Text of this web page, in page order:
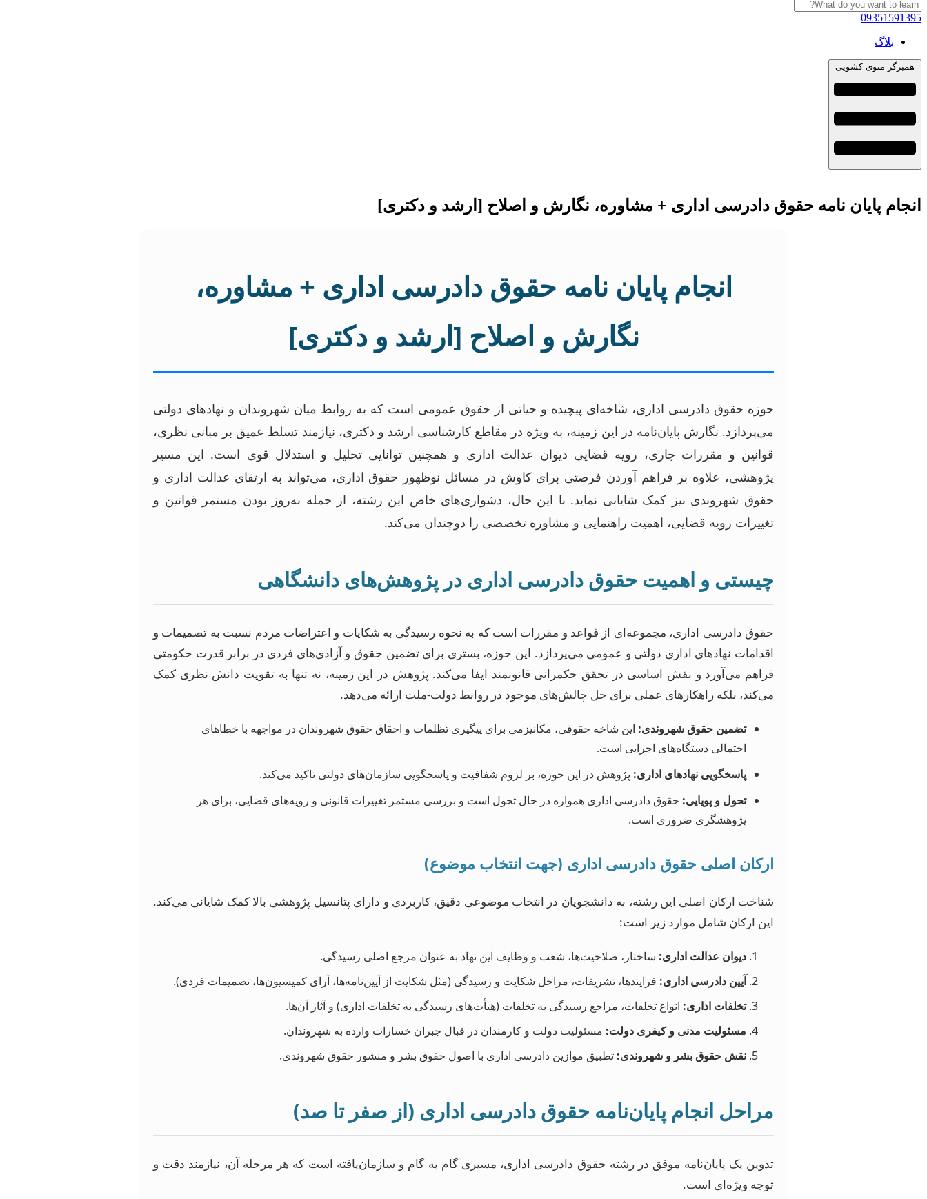
09351591395
بلاگ
همبرگر منوی کشویی
انجام پایان نامه حقوق دادرسی اداری + مشاوره، نگارش و اصلاح [ارشد و دکتری]
انجام پایان نامه حقوق دادرسی اداری + مشاوره،
نگارش و اصلاح [ارشد و دکتری]
حوزه حقوق دادرسی اداری، شاخه‌ای پیچیده و حیاتی از حقوق عمومی است که به روابط میان شهروندان و نهادهای دولتی
می‌پردازد. نگارش پایان‌نامه در این زمینه، به ویژه در مقاطع کارشناسی ارشد و دکتری، نیازمند تسلط عمیق بر مبانی نظری،
قوانین و مقررات جاری، رویه قضایی دیوان عدالت اداری و همچنین توانایی تحلیل و استدلال قوی است. این مسیر
پژوهشی، علاوه بر فراهم آوردن فرصتی برای کاوش در مسائل نوظهور حقوق اداری، می‌تواند به ارتقای عدالت اداری و
حقوق شهروندی نیز کمک شایانی نماید. با این حال، دشواری‌های خاص این رشته، از جمله به‌روز بودن مستمر قوانین و
تغییرات رویه قضایی، اهمیت راهنمایی و مشاوره تخصصی را دوچندان می‌کند.
چیستی و اهمیت حقوق دادرسی اداری در پژوهش‌های دانشگاهی
حقوق دادرسی اداری، مجموعه‌ای از قواعد و مقررات است که به نحوه رسیدگی به شکایات و اعتراضات مردم نسبت به تصمیمات و
اقدامات نهادهای اداری دولتی و عمومی می‌پردازد. این حوزه، بستری برای تضمین حقوق و آزادی‌های فردی در برابر قدرت حکومتی
فراهم می‌آورد و نقش اساسی در تحقق حکمرانی قانونمند ایفا می‌کند. پژوهش در این زمینه، نه تنها به تقویت دانش نظری کمک
می‌کند، بلکه راهکارهای عملی برای حل چالش‌های موجود در روابط دولت-ملت ارائه می‌دهد.
تضمین حقوق شهروندی: این شاخه حقوقی، مکانیزمی برای پیگیری تظلمات و احقاق حقوق شهروندان در مواجهه با خطاهای
احتمالی دستگاه‌های اجرایی است.
پاسخگویی نهادهای اداری: پژوهش در این حوزه، بر لزوم شفافیت و پاسخگویی سازمان‌های دولتی تاکید می‌کند.
تحول و پویایی: حقوق دادرسی اداری همواره در حال تحول است و بررسی مستمر تغییرات قانونی و رویه‌های قضایی، برای هر
پژوهشگری ضروری است.
ارکان اصلی حقوق دادرسی اداری (جهت انتخاب موضوع)
شناخت ارکان اصلی این رشته، به دانشجویان در انتخاب موضوعی دقیق، کاربردی و دارای پتانسیل پژوهشی بالا کمک شایانی می‌کند.
این ارکان شامل موارد زیر است:
دیوان عدالت اداری: ساختار، صلاحیت‌ها، شعب و وظایف این نهاد به عنوان مرجع اصلی رسیدگی.
آیین دادرسی اداری: فرایندها، تشریفات، مراحل شکایت و رسیدگی (مثل شکایت از آیین‌نامه‌ها، آرای کمیسیون‌ها، تصمیمات فردی).
تخلفات اداری: انواع تخلفات، مراجع رسیدگی به تخلفات (هیأت‌های رسیدگی به تخلفات اداری) و آثار آن‌ها.
مسئولیت مدنی و کیفری دولت: مسئولیت دولت و کارمندان در قبال جبران خسارات وارده به شهروندان.
نقش حقوق بشر و شهروندی: تطبیق موازین دادرسی اداری با اصول حقوق بشر و منشور حقوق شهروندی.
مراحل انجام پایان‌نامه حقوق دادرسی اداری (از صفر تا صد)
تدوین یک پایان‌نامه موفق در رشته حقوق دادرسی اداری، مسیری گام به گام و سازمان‌یافته است که هر مرحله آن، نیازمند دقت و
توجه ویژه‌ای است.